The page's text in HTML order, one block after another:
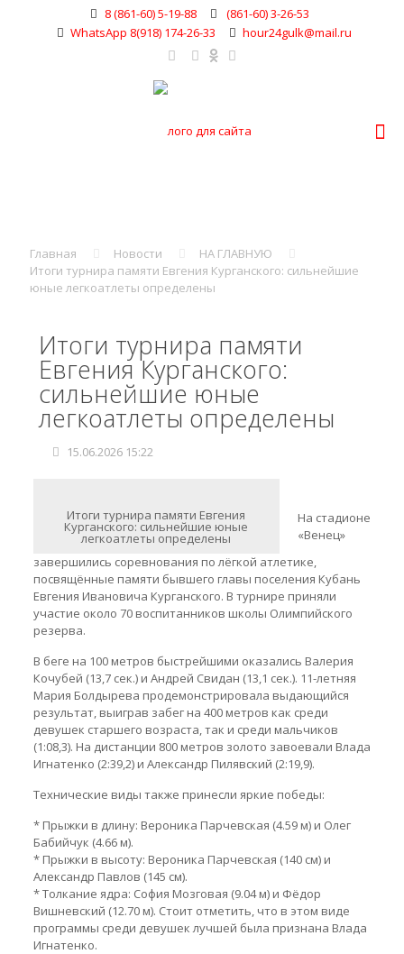
8 (861-60) 5-19-88
(861-60) 3-26-53
WhatsApp 8(918) 174-26-33
hour24gulk@mail.ru
Главная Новости
НА ГЛАВНУЮ
Итоги турнира памяти Евгения Курганского: сильнейшие
юные легкоатлеты определены
Итоги турнира памяти
Евгения Курганского:
сильнейшие юные
легкоатлеты определены
15.06.2026 15:22
Итоги турнира памяти Евгения
Курганского: сильнейшие юные
легкоатлеты определены
На стадионе
«Венец»
завершились соревнования по лёгкой атлетике,
посвящённые памяти бывшего главы поселения Кубань
Евгения Ивановича Курганского. В турнире приняли
участие около 70 воспитанников школы Олимпийского
резерва.
В беге на 100 метров быстрейшими оказались Валерия
Кочубей (13,7 сек.) и Андрей Свидан (13,1 сек.). 11-летняя
Мария Болдырева продемонстрировала выдающийся
результат, выиграв забег на 400 метров как среди
девушек старшего возраста, так и среди мальчиков
(1:08,3). На дистанции 800 метров золото завоевали Влада
Игнатенко (2:39,2) и Александр Пилявский (2:19,9).
Технические виды также принесли яркие победы:
* Прыжки в длину: Вероника Парчевская (4.59 м) и Олег
Бабийчук (4.66 м).
* Прыжки в высоту: Вероника Парчевская (140 см) и
Александр Павлов (145 см).
* Толкание ядра: София Мозговая (9.04 м) и Фёдор
Вишневский (12.70 м). Стоит отметить, что в этом виде
программы среди девушек лучшей была признана Влада
Игнатенко.